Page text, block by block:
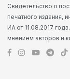
Свидетельство о
печатного издания,
ИА от 11.08.2017
мнением авторов и